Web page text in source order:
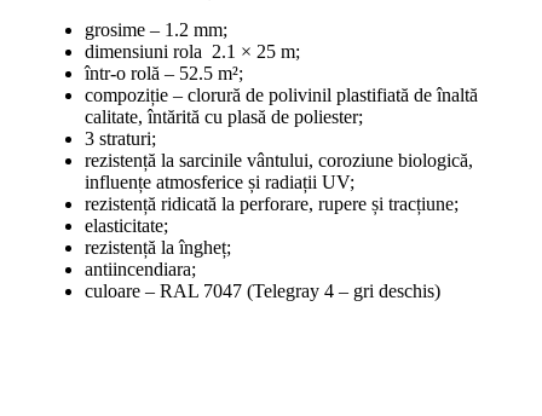
grosime – 1.2 mm;
dimensiuni rola 2.1 × 25 m;
într-o rolă – 52.5 m²;
compoziție – clorură de polivinil plastifiată de înaltă
calitate, întărită cu plasă de poliester;
3 straturi;
rezistență la sarcinile vântului, coroziune biologică,
influențe atmosferice și radiații UV;
rezistență ridicată la perforare, rupere și tracțiune;
elasticitate;
rezistență la îngheț;
antiincendiara;
culoare – RAL 7047 (Telegray 4 – gri deschis)